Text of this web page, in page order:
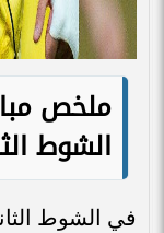
ملخص
الشوط
في الشوط